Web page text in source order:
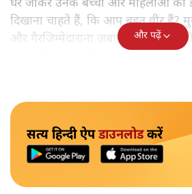
घर जाकर उनके बच्चों और महिलाओं को
दिखाना चाहते हैं, कि आप बहुत वीर हैं?
और गैरजिम्मेदाराना ज़बान यहीं नहीं
और पढ़ें
सत्य हिन्दी ऐपडाउनलोडकरें